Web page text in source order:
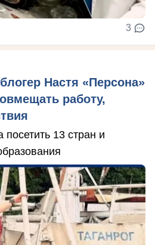
3
Настя «Персона»
работу,
13 стран и